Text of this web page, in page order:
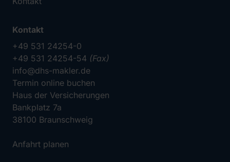
Kontakt
+49 531 24254-0
+49 531 24254-54 (Fax)
info@dhs-makler.de
Termin online buchen
Haus der Versicherungen
Bankplatz 7a
38100 Braunschweig
Anfahrt planen